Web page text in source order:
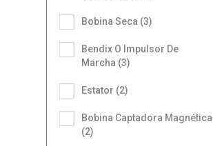
Bobina Seca (3)
Bendix O Impulsor De
Marcha (3)
Estator (2)
Bobina Captadora Magnética
(2)